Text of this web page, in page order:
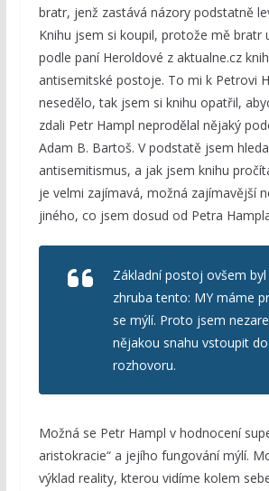
bratr, jenž zastává názory podstatně
Knihu jsem si koupil, protože mě bratr
podle paní Heroldové z aktualne.cz
antisemitské postoje. To mi k Petrovi
nesedělo, tak jsem si knihu opatřil,
zdali Petr Hampl neprodělal nějaký
Adam B. Bartoš. V podstatě jsem
antisemitismus, a jak jsem knihu
je velmi zajímavá, možná zajímavější
jiného, co jsem dosud od Petra
Základní postoj ovšem byl
zhruba tento: MY máme
se mýlí. Proto jsem
nějakou snahu vstoupit
rozhovoru.
Možná se Petr Hampl v hodnocení
aristokracie“ a jejího fungování mýlí.
výklad reality, kterou vidíme kolem